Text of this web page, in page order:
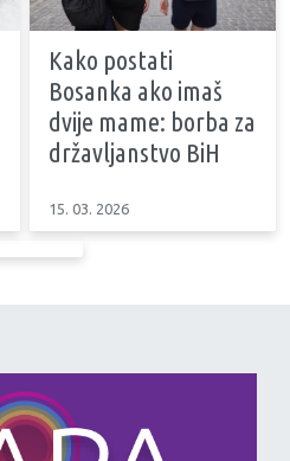
Kako postati
Bosanka ako imaš
dvije mame: borba za
državljanstvo BiH
15. 03. 2026